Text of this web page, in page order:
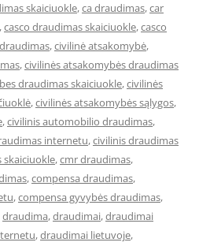
skaiciuokle,ca draudimas,car
,casco draudimas skaiciuokle,casco
,civilinė atsakomybė,
,civilinės atsakomybės draudimas
draudimas skaiciuokle,civilinės
,civilinės atsakomybės sąlygos,
,civilinis automobilio draudimas,
internetu,civilinis draudimas
skaiciuokle,cmr draudimas,
,compensa draudimas,
,compensa gyvybės draudimas,
draudima,draudimai,draudimai
,draudimai lietuvoje,